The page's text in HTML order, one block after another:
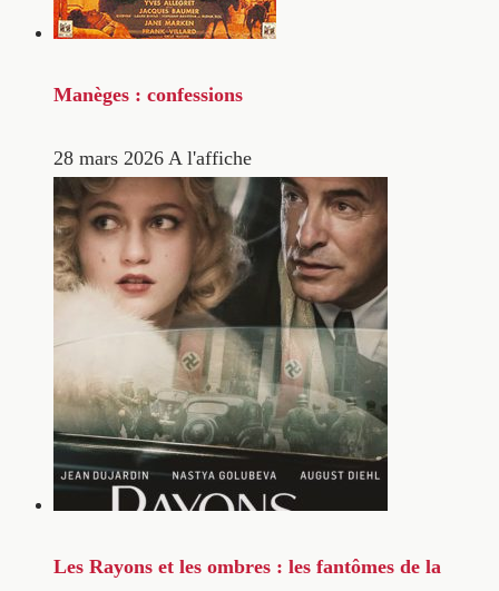
Manèges : confessions
28 mars 2026 A l'affiche
Les Rayons et les ombres : les fantômes de la